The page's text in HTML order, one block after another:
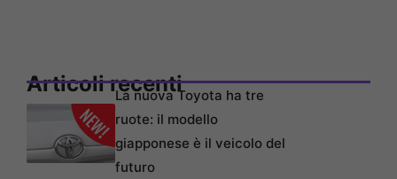
Articoli recentiLa nuova Toyota ha tre
ruote: il modello
giapponese è il veicolo del
futuro